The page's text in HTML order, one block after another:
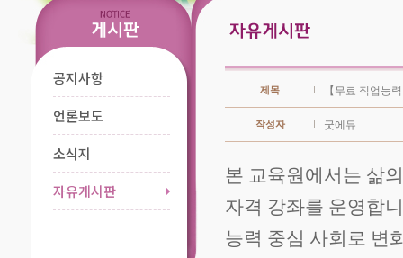
공지사항
언론보도
소식지
자유게시판
제목 【무료 직업능
작성자 굿에듀
본 교육원에서는 삶
자격 강좌를 운영합
능력 중심 사회로 변